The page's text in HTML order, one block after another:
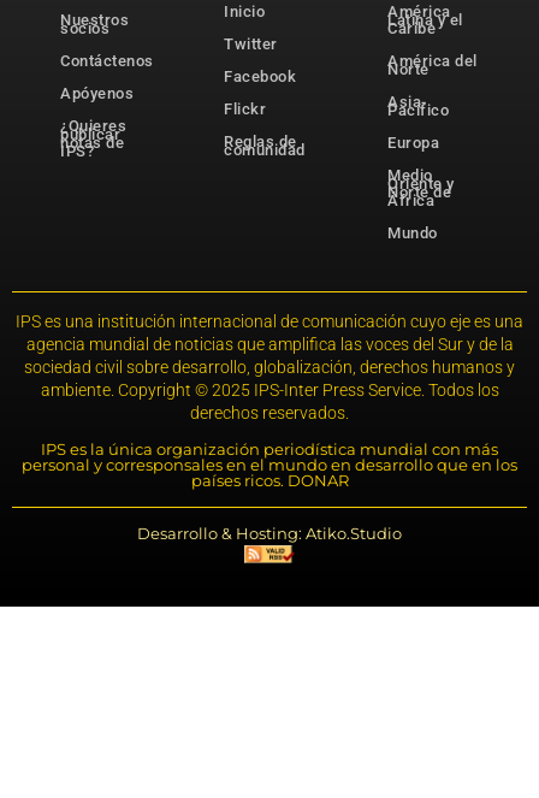
Nuestros
socios
Contáctenos
Apóyenos
¿Quieres
publicar
notas de
IPS?
Inicio
Twitter
Facebook
Flickr
Reglas de
comunidad
América
Latina y el
Caribe
América del
Norte
Asia-
Pacífico
Europa
Medio
Oriente y
Norte de
África
Mundo
IPS es una institución internacional de comunicación cuyo eje es una
agencia mundial de noticias que amplifica las voces del Sur y de la
sociedad civil sobre desarrollo, globalización, derechos humanos y
ambiente. Copyright © 2025 IPS-Inter Press Service. Todos los
derechos reservados.
IPS es la única organización periodística mundial con más
personal y corresponsales en el mundo en desarrollo que en los
países ricos. DONAR
Desarrollo & Hosting: Atiko.Studio